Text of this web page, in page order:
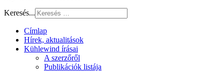
Keresés...
Címlap
Hírek, aktualitások
Kühlewind írásai
A szerzőről
Publikációk listája